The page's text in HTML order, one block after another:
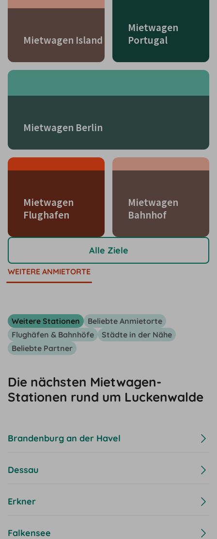
Mietwagen Island
Mietwagen
Portugal
Mietwagen Berlin
Mietwagen
Flughafen
Mietwagen
Bahnhof
Alle Ziele
WEITERE ANMIETORTE
Weitere Stationen
Beliebte Anmietorte
Flughäfen & Bahnhöfe
Städte in der Nähe
Beliebte Partner
Die nächsten Mietwagen-
Stationen rund um Luckenwalde
Brandenburg an der Havel
Dessau
Erkner
Falkensee